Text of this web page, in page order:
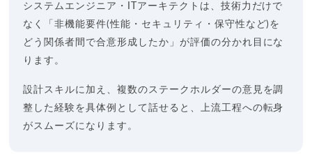
システムエンジニア・ITアーキテクトは、技術力だけで
なく「非機能要件(性能・セキュリティ・保守性など)を
どう関係者間で合意形成したか」が評価の分かれ目にな
ります。
設計スキルに加え、複数のステークホルダーの意見を調
整した経験を具体例として話せると、上流工程への転身
がスムーズになります。